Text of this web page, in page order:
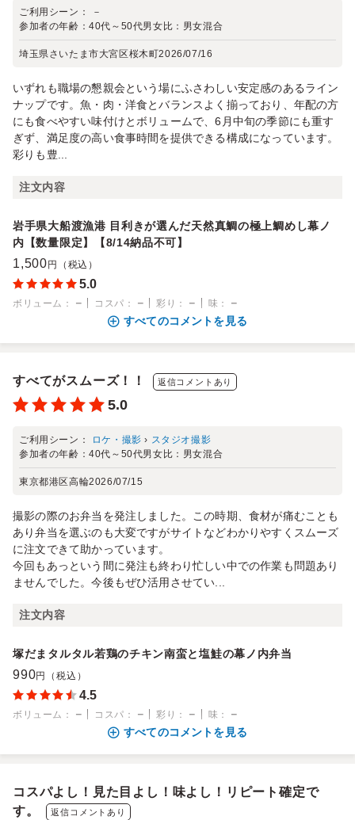
ご利用シーン：
－
参加者の年齢：40代～50代男女比： 男女混合
埼玉県さいたま市大宮区桜木町2026/07/16
いずれも職場の懇親会という場にふさわしい安定感のあるライン
ナップです。魚・肉・洋食とバランスよく揃っており、年配の方
にも食べやすい味付けとボリュームで、6月中旬の季節にも重す
ぎず、満足度の高い食事時間を提供できる構成になっています。
彩りも豊...
注文内容
岩手県大船渡漁港 目利きが選んだ天然真鯛の極上鯛めし幕ノ
内【数量限定】【8/14納品不可】
1,500 円（税込）
5.0
ボリューム ： － コスパ ： － 彩り ： － 味 ：
－
すべてのコメントを見る
すべてがスムーズ！！ 返信コメントあり
5.0
ご利用シーン： ロケ・撮影 › スタジオ撮影
参加者の年齢：40代～50代男女比： 男女混合
東京都港区高輪2026/07/15
撮影の際のお弁当を発注しました。この時期、食材が痛むことも
あり弁当を選ぶのも大変ですがサイトなどわかりやすくスムーズ
に注文できて助かっています。
今回もあっという間に発注も終わり忙しい中での作業も問題あり
ませんでした。今後もぜひ活用させてい...
注文内容
塚だまタルタル若鶏のチキン南蛮と塩鮭の幕ノ内弁当
990円（税込）
4.5
ボリューム ： － コスパ ： － 彩り ： － 味 ：
－
すべてのコメントを見る
コスパよし！見た目よし！味よし！リピート確定で
す。
返信コメントあり